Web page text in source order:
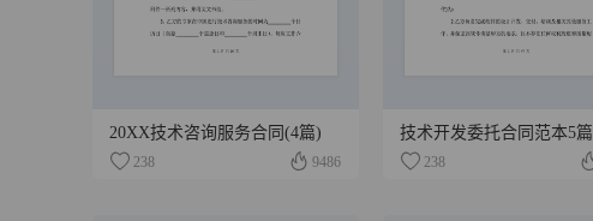
20XX技术咨询服务合同(4篇)
238 9486
技术开发委托合同范本5篇
238